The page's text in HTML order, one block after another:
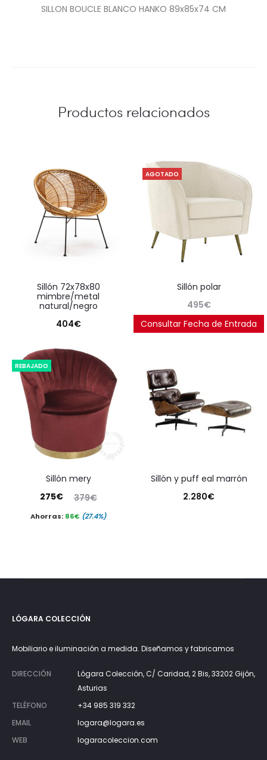
SILLON BOUCLE BLANCO HANKO 89x85x74 CM
Productos relacionados
sillón 72x78x80
mimbre/metal
natural/negro
404€
AGOTADO
sillón polar
495€
Consultar Fecha de Entrada
REBAJADO
sillón mery
379€
El
precio
275€
precioAhorras: 86€ (27.4%)
sillón y puff eal marrón
2.280€
LÓGARA COLECCIÓN
Mobiliario e iluminación a medida. Diseñamos y fabricamos
DIRECCIÓN
Lógara Colección, C/ Caridad, 2 Bis, 33202 Gijón,
Asturias
TELÉFONO
+34 985 319 332
EMAIL
logara@logara.es
WEB
logaracoleccion.com